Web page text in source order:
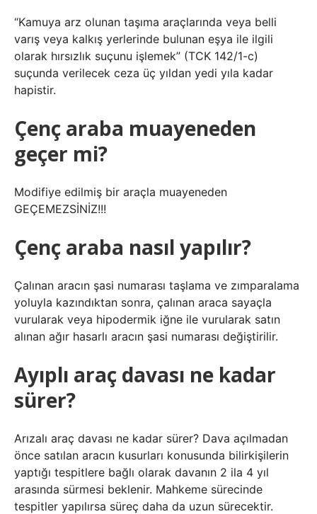
“Kamuya arz olunan taşıma araçlarında veya belli
varış veya kalkış yerlerinde bulunan eşya ile ilgili
olarak hırsızlık suçunu işlemek” (TCK 142/1-c)
suçunda verilecek ceza üç yıldan yedi yıla kadar
hapistir.
Çenç araba muayeneden
geçer mi?
Modifiye edilmiş bir araçla muayeneden
GEÇEMEZSİNİZ!!!
Çenç araba nasıl yapılır?
Çalınan aracın şasi numarası taşlama ve zımparalama
yoluyla kazındıktan sonra, çalınan araca sayaçla
vurularak veya hipodermik iğne ile vurularak satın
alınan ağır hasarlı aracın şasi numarası değiştirilir.
Ayıplı araç davası ne kadar
sürer?
Arızalı araç davası ne kadar sürer? Dava açılmadan
önce satılan aracın kusurları konusunda bilirkişilerin
yaptığı tespitlere bağlı olarak davanın 2 ila 4 yıl
arasında sürmesi beklenir. Mahkeme sürecinde
tespitler yapılırsa süreç daha da uzun sürecektir.